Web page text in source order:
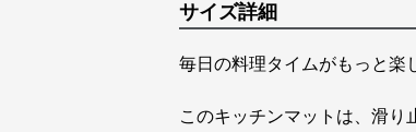
サイズ詳細
毎日の料理タイムがもっと楽
このキッチンマットは、滑り